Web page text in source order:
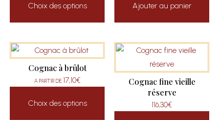
Choix des options Ajouter au panier
Cognac à brûlot
A PARTIR DE 17,10€
Choix des options
Cognac fine vieille
réserve
116,30€